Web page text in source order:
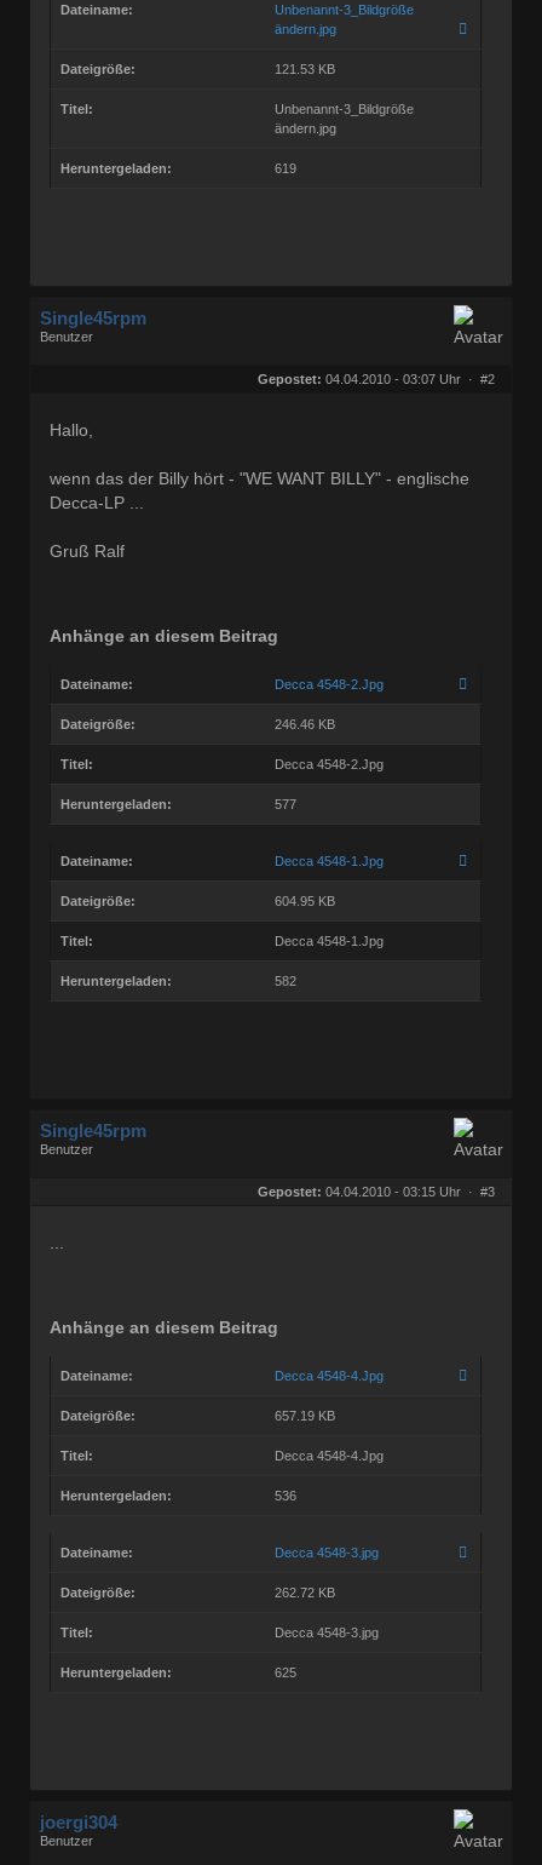
Dateiname:
Unbenannt-3_Bildgröße
ändern.jpg
Dateigröße: 121.53 KB
Titel:
Unbenannt-3_Bildgröße
ändern.jpg
Heruntergeladen: 619
Single45rpm
Benutzer
Gepostet: 04.04.2010 - 03:07 Uhr · #2
Hallo,
wenn das der Billy hört - "WE WANT BILLY" - englische
Decca-LP ...
Gruß Ralf
Anhänge an diesem Beitrag
Dateiname: Decca 4548-2.Jpg
Dateigröße: 246.46 KB
Titel: Decca 4548-2.Jpg
Heruntergeladen: 577
Dateiname: Decca 4548-1.Jpg
Dateigröße: 604.95 KB
Titel: Decca 4548-1.Jpg
Heruntergeladen: 582
Single45rpm
Benutzer
Gepostet: 04.04.2010 - 03:15 Uhr · #3
Anhänge an diesem Beitrag
Dateiname: Decca 4548-4.Jpg
Dateigröße: 657.19 KB
Titel: Decca 4548-4.Jpg
Heruntergeladen: 536
Dateiname: Decca 4548-3.jpg
Dateigröße: 262.72 KB
Titel: Decca 4548-3.jpg
Heruntergeladen: 625
joergi304
Benutzer